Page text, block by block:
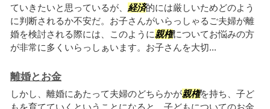
ていきたいと思っているが、 経済的には厳しいためどのよう
に判断されるか不安だ。お子さんがいらっしゃるご夫婦が離
婚を検討される際には、このように親権についてお悩みの方
が非常に多くいらっしぁいます。お子さんを大切...
離婚とお金
しかし、離婚にあたって夫婦のどちらかが親権を持ち、子ど